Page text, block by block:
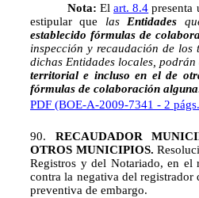
Nota: Elart. 8.4 presenta
estipular que  lasEntidades
establecido fórmulas de
inspección y recaudación de los
dichas Entidades locales,
territorial e incluso en el de
fórmulas de colaboración alguna
PDF (BOE-A-2009-7341 - 2
90. RECAUDADOR
OTROS MUNICIPIOS.
Registros y del Notariado, en el
contra la negativa del registrador
preventiva de embargo.